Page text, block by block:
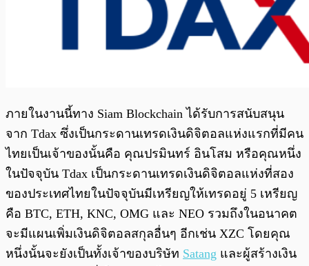
ภายในงานนี้ทาง Siam Blockchain ได้รับการสนับสนุน
จาก Tdax ซึ่งเป็นกระดานเทรดเงินดิจิตอลแห่งแรกที่มีคน
ไทยเป็นเจ้าของนั้นคือ คุณปรมินทร์ อินโสม หรือคุณหนึ่ง
ในปัจจุบัน Tdax เป็นกระดานเทรดเงินดิจิตอลแห่งที่สอง
ของประเทศไทยในปัจจุบันมีเหรียญให้เทรดอยู่ 5 เหรียญ
คือ BTC, ETH, KNC, OMG และ NEO รวมถึงในอนาคต
จะมีแผนเพิ่มเงินดิจิตอลสกุลอื่นๆ อีกเช่น XZC โดยคุณ
หนึ่งนั้นจะยังเป็นทั้งเจ้าของบริษัท Satang และผู้สร้างเงิน